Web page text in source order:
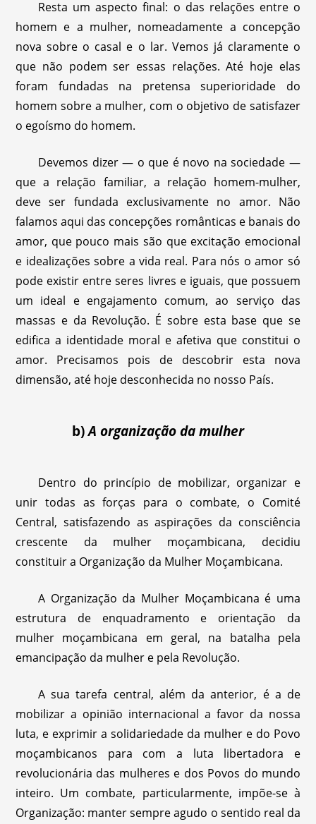
Resta um aspecto final: o das relações entre o
homem e a mulher, nomeadamente a concepção
nova sobre o casal e o lar. Vemos já claramente o
que não podem ser essas relações. Até hoje elas
foram fundadas na pretensa superioridade do
homem sobre a mulher, com o objetivo de satisfazer
o egoísmo do homem.
Devemos dizer — o que é novo na sociedade —
que a relação familiar, a relação homem-mulher,
deve ser fundada exclusivamente no amor. Não
falamos aqui das concepções românticas e banais do
amor, que pouco mais são que excitação emocional
e idealizações sobre a vida real. Para nós o amor só
pode existir entre seres livres e iguais, que possuem
um ideal e engajamento comum, ao serviço das
massas e da Revolução. É sobre esta base que se
edifica a identidade moral e afetiva que constitui o
amor. Precisamos pois de descobrir esta nova
dimensão, até hoje desconhecida no nosso País.
b)A organização da mulher
Dentro do princípio de mobilizar, organizar e
unir todas as forças para o combate, o Comité
Central, satisfazendo as aspirações da consciência
crescente da mulher moçambicana, decidiu
constituir a Organização da Mulher Moçambicana.
A Organização da Mulher Moçambicana é uma
estrutura de enquadramento e orientação da
mulher moçambicana em geral, na batalha pela
emancipação da mulher e pela Revolução.
A sua tarefa central, além da anterior, é a de
mobilizar a opinião internacional a favor da nossa
luta, e exprimir a solidariedade da mulher e do Povo
moçambicanos para com a luta libertadora e
revolucionária das mulheres e dos Povos do mundo
inteiro. Um combate, particularmente, impõe-se à
Organização: manter sempre agudo o sentido real da